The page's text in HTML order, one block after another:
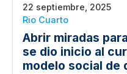
22 septiembre, 2025
Rio Cuarto
Abrir miradas
se dio inicio al
modelo social de